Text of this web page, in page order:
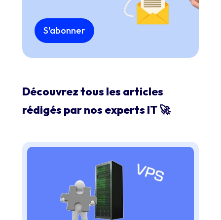
S'abonner
Découvrez tous les articles
rédigés par nos experts IT 🚀​